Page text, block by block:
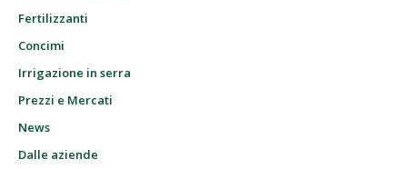
Fertilizzanti
Concimi
Irrigazione in serra
Prezzi e Mercati
News
Dalle aziende